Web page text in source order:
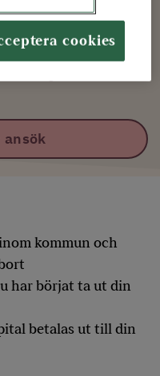
tar hand om
att ansöka om
du brevet och
ansök
kommun och
har börjat ta ut din
betalas ut till din
cookies